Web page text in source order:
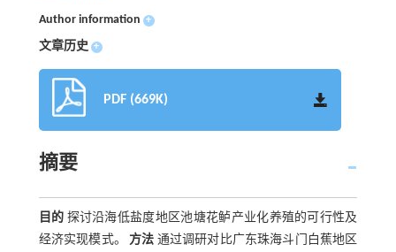
Author information +
文章历史 +
PDF (669K)
摘要
目的 探讨沿海低盐度地区池塘花鲈产业化养殖的可行性及
经济实现模式。方法 通过调研对比广东珠海斗门白蕉地区